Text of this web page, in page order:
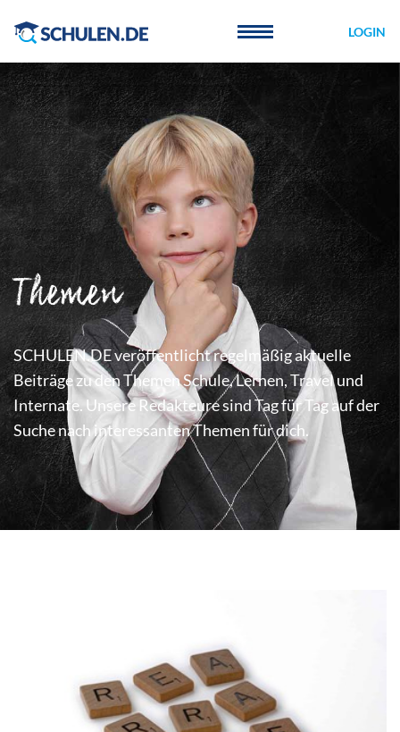
LOGIN
Themen
SCHULEN.DE veröffentlicht regelmäßig aktuelle
Beiträge zu den Themen Schule, Lernen, Travel und
Internate. Unsere Redakteure sind Tag für Tag auf der
Suche nach interessanten Themen für dich.